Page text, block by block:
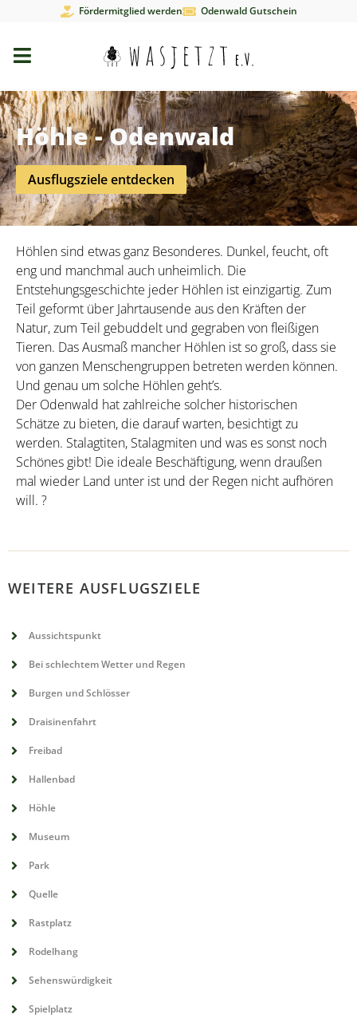
Fördermitglied werden Odenwald Gutschein
Höhle - Odenwald
Ausflugsziele entdecken
Höhlen sind etwas ganz Besonderes. Dunkel, feucht, oft
eng und manchmal auch unheimlich. Die
Entstehungsgeschichte jeder Höhlen ist einzigartig. Zum
Teil geformt über Jahrtausende aus den Kräften der
Natur, zum Teil gebuddelt und gegraben von fleißigen
Tieren. Das Ausmaß mancher Höhlen ist so groß, dass sie
von ganzen Menschengruppen betreten werden können.
Und genau um solche Höhlen geht’s.
Der Odenwald hat zahlreiche solcher historischen
Schätze zu bieten, die darauf warten, besichtigt zu
werden. Stalagtiten, Stalagmiten und was es sonst noch
Schönes gibt! Die ideale Beschäftigung, wenn draußen
mal wieder Land unter ist und der Regen nicht aufhören
will. ?
WEITERE AUSFLUGSZIELE
Aussichtspunkt
Bei schlechtem Wetter und Regen
Burgen und Schlösser
Draisinenfahrt
Freibad
Hallenbad
Höhle
Museum
Park
Quelle
Rastplatz
Rodelhang
Sehenswürdigkeit
Spielplatz